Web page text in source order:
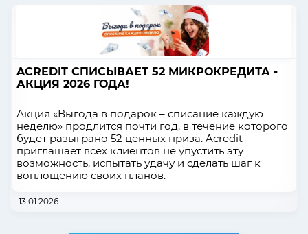
ACREDIT СПИСЫВАЕТ 52 МИКРОКРЕДИТА -
АКЦИЯ 2026 ГОДА!
Акция «Выгода в подарок – списание каждую
неделю» продлится почти год, в течение которого
будет разыграно 52 ценных приза. Acredit
приглашает всех клиентов не упустить эту
возможность, испытать удачу и сделать шаг к
воплощению своих планов.
13.01.2026